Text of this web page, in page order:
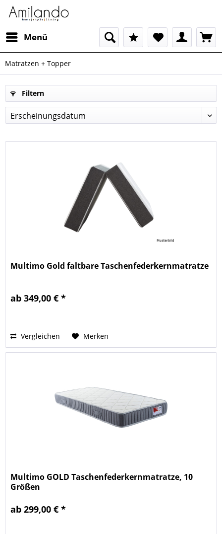
Menü
Matratzen + Topper
Filtern
Multimo Gold faltbare Taschenfederkernmatratze
ab 349,00 € *
Vergleichen Merken
Multimo GOLD Taschenfederkernmatratze, 10
Größen
ab 299,00 € *